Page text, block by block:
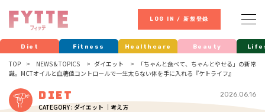
LOG IN / 新規登録
Diet Fitness Healthcare Beauty
TOP NEWS & TOPICS ダイエット
「ちゃんと食べて、ちゃんとやせる」の新常
識。MCTオイルと血糖値コントロールで一生太らない体を手に入れる『ケトライフ』
Diet
CATEGORY : ダイエット ｜考え方
2026.06.16